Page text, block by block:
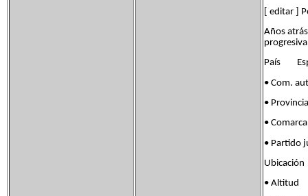
[ editar ]
Años
País
• Com.
•
•
•
Ubicación
•